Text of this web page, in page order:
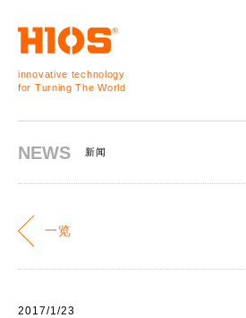
innovative technology
for Turning The World
NEWS 新闻
一览
2017/1/23